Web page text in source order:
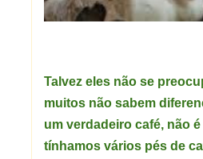
Talvez eles não se
muitos não sabem
um verdadeiro café, não
tínhamos vários pés de